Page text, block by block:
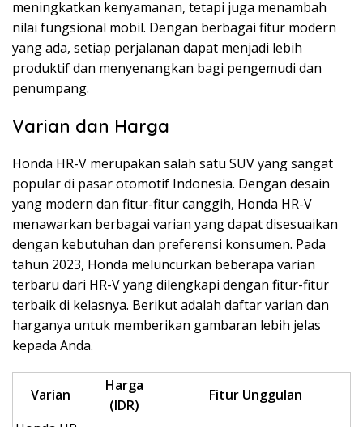
meningkatkan kenyamanan, tetapi juga menambah
nilai fungsional mobil. Dengan berbagai fitur modern
yang ada, setiap perjalanan dapat menjadi lebih
produktif dan menyenangkan bagi pengemudi dan
penumpang.
Varian dan Harga
Honda HR-V merupakan salah satu SUV yang sangat
popular di pasar otomotif Indonesia. Dengan desain
yang modern dan fitur-fitur canggih, Honda HR-V
menawarkan berbagai varian yang dapat disesuaikan
dengan kebutuhan dan preferensi konsumen. Pada
tahun 2023, Honda meluncurkan beberapa varian
terbaru dari HR-V yang dilengkapi dengan fitur-fitur
terbaik di kelasnya. Berikut adalah daftar varian dan
harganya untuk memberikan gambaran lebih jelas
kepada Anda.
Varian
Harga
(IDR)
Fitur Unggulan